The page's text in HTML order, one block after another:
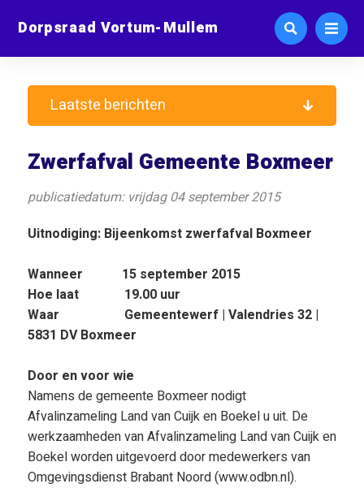
Dorpsraad Vortum-Mullem
Zwerfafval Gemeente Boxmeer
publicatiedatum: vrijdag 04 september 2015
Uitnodiging: Bijeenkomst zwerfafval Boxmeer
Wanneer 15 september 2015
Hoe laat 19.00 uur
Waar Gemeentewerf | Valendries 32 |
5831 DV Boxmeer
Door en voor wie
Namens de gemeente Boxmeer nodigt
Afvalinzameling Land van Cuijk en Boekel u uit. De
werkzaamheden van Afvalinzameling Land van Cuijk en
Boekel worden uitgevoerd door medewerkers van
Omgevingsdienst Brabant Noord (www.odbn.nl).
Laatste berichten